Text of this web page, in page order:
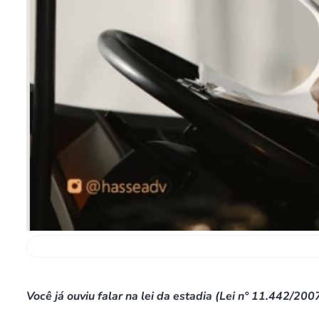
Você já ouviu falar na lei da estadia (Lei n° 11.442/